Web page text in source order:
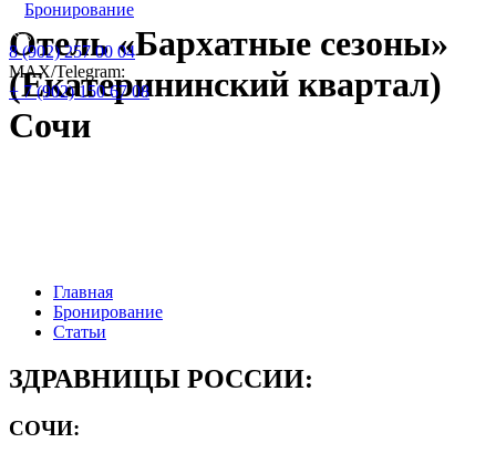
Бронирование
8 (902) 257 00 04
МАХ/Telegram:
+ 7 (902) 150 67 08
Отель «Бархатные сезоны»
(Екатерининский квартал)
Сочи
Главная
Бронирование
Статьи
ЗДРАВНИЦЫ РОССИИ:
СОЧИ: